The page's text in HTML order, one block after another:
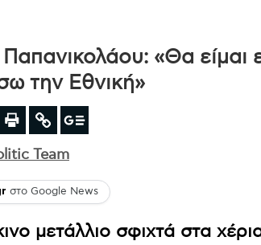
«Θα είμαι
την Εθνική»
Team
στο Google News
μετάλλιο σφιχτά στα